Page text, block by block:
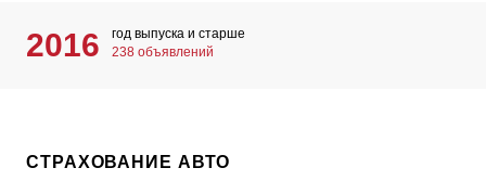
2016
год выпуска и старше
238 объявлений
СТРАХОВАНИЕ АВТО